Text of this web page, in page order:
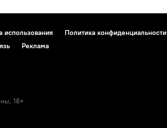
использования Политика конфиденциальности
Реклама
18+